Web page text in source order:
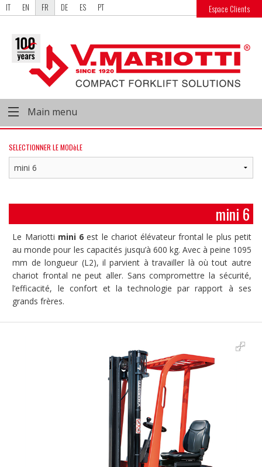
IT EN FR DE ES PT Espace Clients
Main menu
SELECTIONNER LE MODèLE
mini 6
Le Mariotti mini 6 est le chariot élévateur frontal le plus petit
au monde pour les capacités jusqu’à 600 kg. Avec à peine 1095
mm de longueur (L2), il parvient à travailler là où tout autre
chariot frontal ne peut aller. Sans compromettre la sécurité,
l’efficacité, le confort et la technologie par rapport à ses
grands frères.